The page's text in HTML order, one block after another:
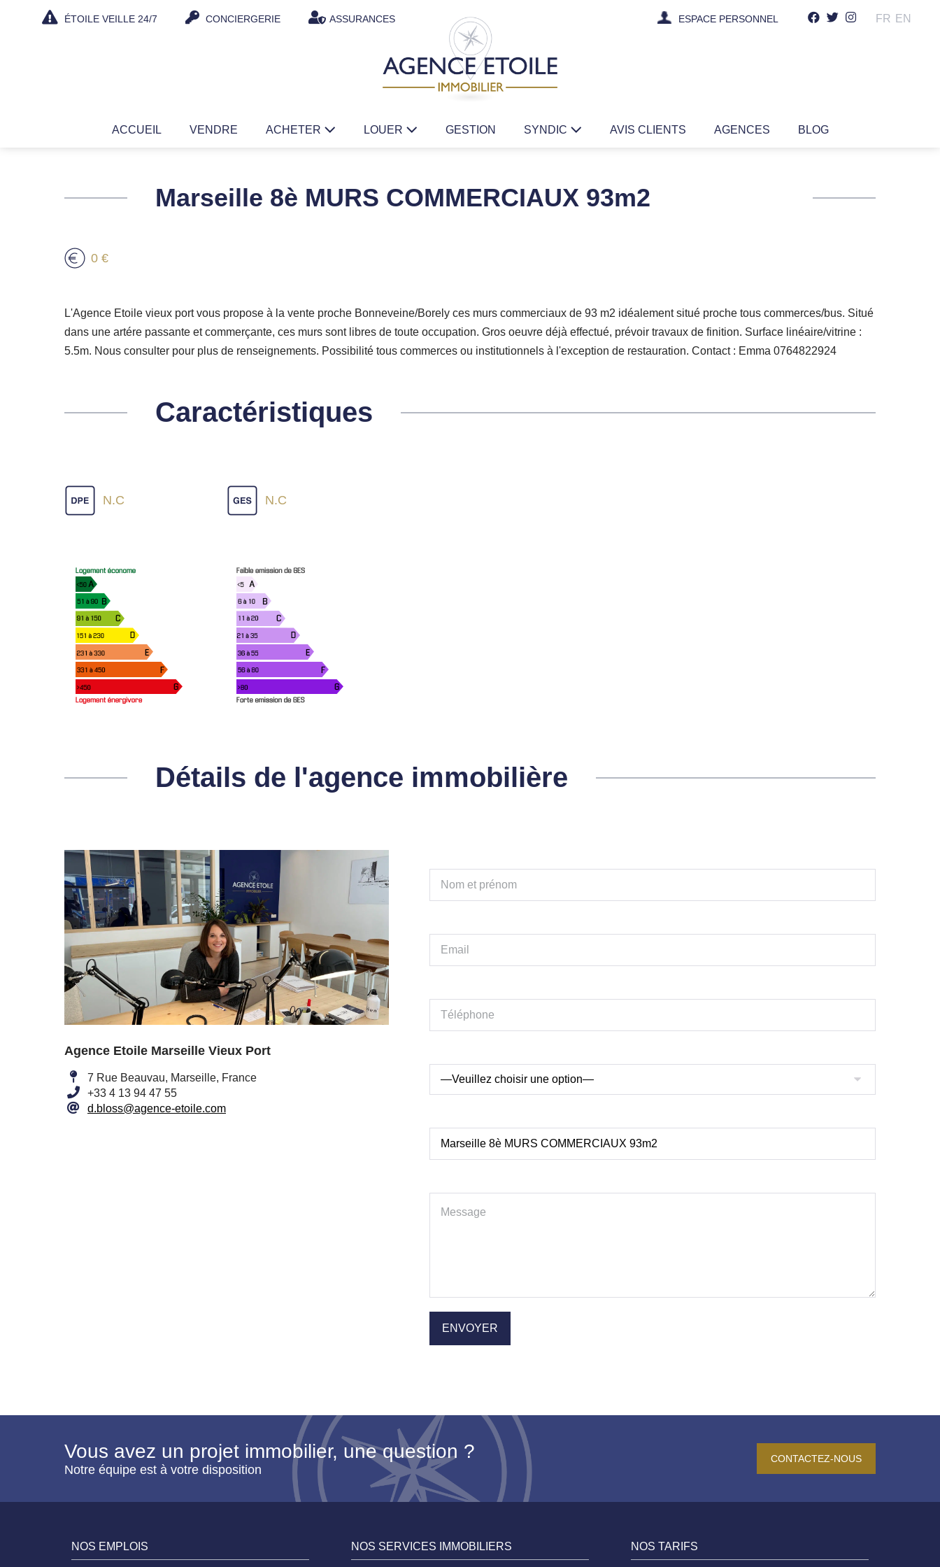
ÉTOILE VEILLE 24/7 CONCIERGERIE ASSURANCES ESPACE PERSONNEL FR EN
ACCUEIL VENDRE ACHETER LOUER GESTION SYNDIC AVIS CLIENTS AGENCES BLOG
Marseille 8è MURS COMMERCIAUX 93m2
0 €
L'Agence Etoile vieux port vous propose à la vente proche Bonneveine/Borely ces murs commerciaux de 93 m2 idéalement situé proche tous commerces/bus. Situé
dans une artére passante et commerçante, ces murs sont libres de toute occupation. Gros oeuvre déjà effectué, prévoir travaux de finition. Surface linéaire/vitrine :
5.5m. Nous consulter pour plus de renseignements. Possibilité tous commerces ou institutionnels à l'exception de restauration. Contact : Emma 0764822924
Caractéristiques
N.C N.C
Détails de l'agence immobilière
Agence Etoile Marseille Vieux Port
7 Rue Beauvau, Marseille, France
+33 4 13 94 47 55
d.bloss@agence-etoile.com
Vous avez un projet immobilier, une question ?
Notre équipe est à votre disposition
CONTACTEZ-NOUS
NOS EMPLOIS NOS SERVICES IMMOBILIERS NOS TARIFS